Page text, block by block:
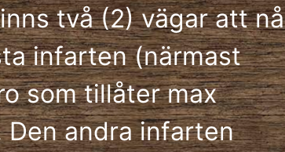
två (2) vägar att nå
infarten (närmast
som tillåter max
andra infarten